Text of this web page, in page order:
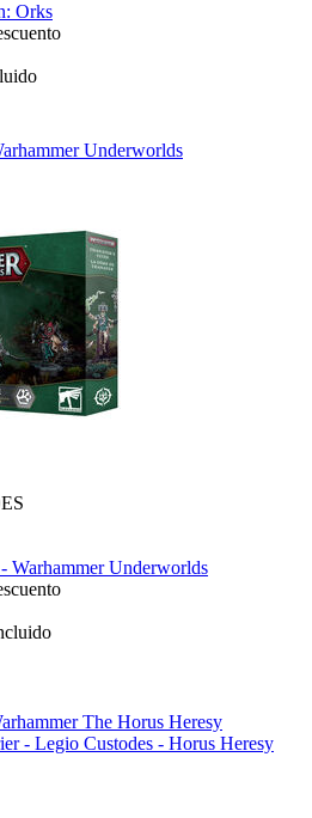
Orks
Underworlds
Warhammer Underworlds
The Horus Heresy